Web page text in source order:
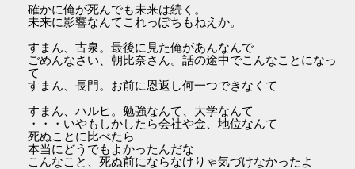
確かに俺が死んでも未来は続く。
未来に影響なんてこれっぽちもねえか。
すまん、古泉。最後に見た俺があんなんで
ごめんなさい、朝比奈さん。話の途中でこんなことになっ
て
すまん、長門。お前に恩返し何一つできなくて
すまん、ハルヒ。勉強なんて、大学なんて
・・・いやもしかしたら会社や金、地位なんて
死ぬことに比べたら
本当にどうでもよかったんだな
こんなこと、死ぬ前にならなけりゃ気づけなかったよ